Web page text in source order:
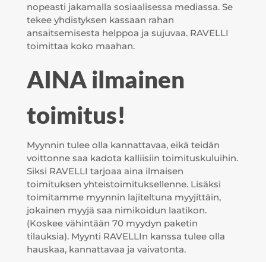
nopeasti jakamalla sosiaalisessa mediassa. Se
tekee yhdistyksen kassaan rahan
ansaitsemisesta helppoa ja sujuvaa. RAVELLI
toimittaa koko maahan.
AINA ilmainen
toimitus!
Myynnin tulee olla kannattavaa, eikä teidän
voittonne saa kadota kalliisiin toimituskuluihin.
Siksi RAVELLI tarjoaa aina ilmaisen
toimituksen yhteistoimituksellenne. Lisäksi
toimitamme myynnin lajiteltuna myyjittäin,
jokainen myyjä saa nimikoidun laatikon.
(Koskee vähintään 70 myydyn paketin
tilauksia). Myynti RAVELLIn kanssa tulee olla
hauskaa, kannattavaa ja vaivatonta.